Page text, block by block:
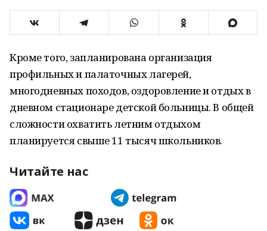
Кроме того, запланирована организация
профильных и палаточных лагерей,
многодневных походов, оздоровление и отдых в
дневном стационаре детской больницы. В общей
сложности охватить летним отдыхом
планируется свыше 11 тысяч школьников.
Читайте нас